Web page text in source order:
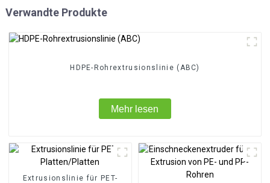
Verwandte Produkte
HDPE-Rohrextrusionslinie (ABC)
Mehr lesen
Extrusionslinie für PET-